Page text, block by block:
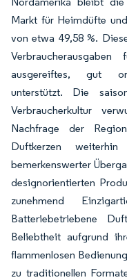
Markt für Heimdüfte
von etwa 49,58 %.
ausgereiftes, gut
unterstützt. Die
Verbraucherkultur
Nachfrage der
Duftkerzen
bemerkenswerter
designorientierten
zunehmend
Batteriebetriebene
Beliebtheit aufgrund
flammenlosen
zu traditionellen